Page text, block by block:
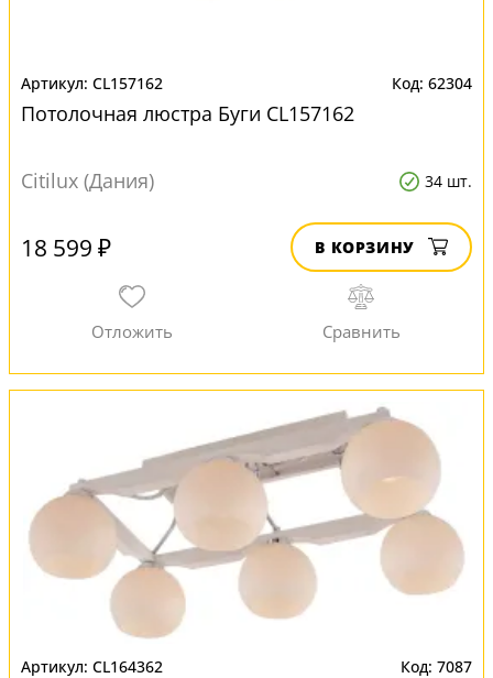
CL157162 62304
Потолочная люстра Буги CL157162
Citilux (Дания) 34 шт.
18 599 ₽ В КОРЗИНУ
CL164362 7087